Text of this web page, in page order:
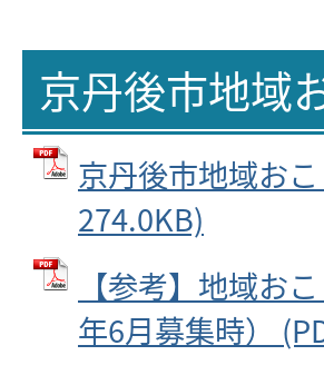
京丹後市地域
京丹後市地域お
274.0KB)
【参考】地域お
年6月募集時）